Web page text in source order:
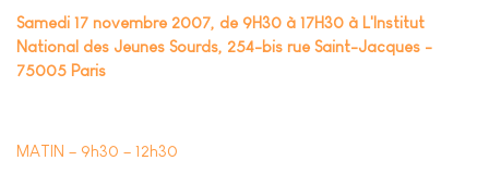
Samedi 17 novembre 2007, de 9H30 à 17H30 à L'Institut
National des Jeunes Sourds, 254-bis rue Saint-Jacques -
75005 Paris
MATIN – 9h30 – 12h30